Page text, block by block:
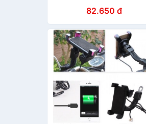
82.650 đ